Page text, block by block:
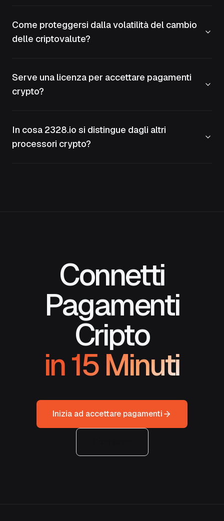
Come proteggersi dalla volatilità del cambio
delle criptovalute?
Serve una licenza per accettare pagamenti
crypto?
In cosa 2328.io si distingue dagli altri
processori crypto?
Connetti
Pagamenti
Cripto
in 15 Minuti
Inizia ad accettare pagamenti